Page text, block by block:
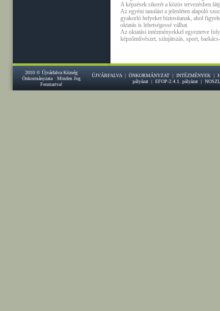
A képzések sikerét a közös tervezésben
Az egyéni tanulást a jelenléten alapuló
gyakorló helyeket biztosítanak, ahol
oktatás is lehetségessé válhat.
Az oktatási intézményekkel egyeztetve
képzőművészet, színjátszás, sport,
2010 © Újvárfalva Község
Önkormányzata · Minden Jog
Fenntartva!
ÚJVÁRFALVA | ÖNKORMÁNYZAT | INTÉZMÉNYEK |
pályázat| EFOP-2.4.1. pályázat|